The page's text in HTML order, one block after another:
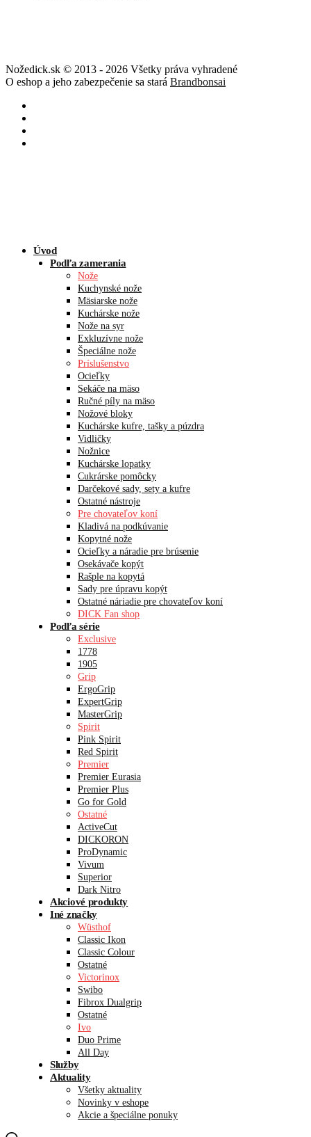
Nožedick.sk © 2013 - 2026 Všetky práva vyhradené
O eshop a jeho zabezpečenie sa stará Brandbonsai
Úvod
Podľa zamerania
Nože
Kuchynské nože
Mäsiarske nože
Kuchárske nože
Nože na syr
Exkluzívne nože
Špeciálne nože
Príslušenstvo
Ocieľky
Sekáče na mäso
Ručné píly na mäso
Nožové bloky
Kuchárske kufre, tašky a púzdra
Vidličky
Nožnice
Kuchárske lopatky
Cukrárske pomôcky
Darčekové sady, sety a kufre
Ostatné nástroje
Pre chovateľov koní
Kladivá na podkúvanie
Kopytné nože
Ocieľky a náradie pre brúsenie
Osekávače kopýt
Rašple na kopytá
Sady pre úpravu kopýt
Ostatné náriadie pre chovateľov koní
DICK Fan shop
Podľa série
Exclusive
1778
1905
Grip
ErgoGrip
ExpertGrip
MasterGrip
Spirit
Pink Spirit
Red Spirit
Premier
Premier Eurasia
Premier Plus
Go for Gold
Ostatné
ActiveCut
DICKORON
ProDynamic
Vivum
Superior
Dark Nitro
Akciové produkty
Iné značky
Wüsthof
Classic Ikon
Classic Colour
Ostatné
Victorinox
Swibo
Fibrox Dualgrip
Ostatné
Ivo
Duo Prime
All Day
Služby
Aktuality
Všetky aktuality
Novinky v eshope
Akcie a špeciálne ponuky